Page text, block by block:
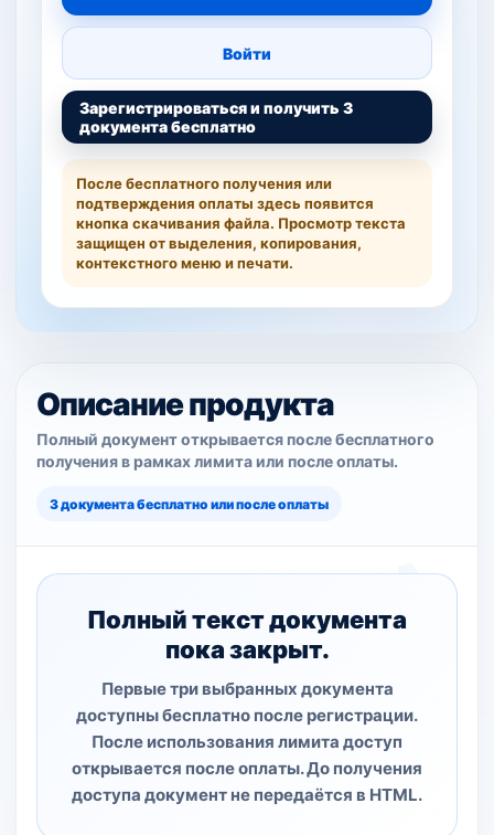
Войти
Зарегистрироваться и получить 3
документа бесплатно
После бесплатного получения или
подтверждения оплаты здесь появится
кнопка скачивания файла. Просмотр текста
защищен от выделения, копирования,
контекстного меню и печати.
Описание продукта
Полный документ открывается после бесплатного
получения в рамках лимита или после оплаты.
3 документа бесплатно или после оплаты
Полный текст документа
пока закрыт.
Первые три выбранных документа
доступны бесплатно после регистрации.
После использования лимита доступ
открывается после оплаты. До получения
доступа документ не передаётся в HTML.